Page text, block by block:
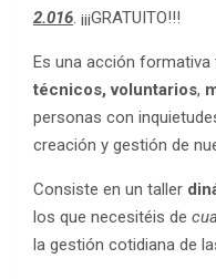
2.016. ¡¡¡GRATUITO!!!
Es una acción
técnicos, voluntarios,
personas con
creación y gestión de
Consiste en un taller
los que necesitéis de
la gestión cotidiana de